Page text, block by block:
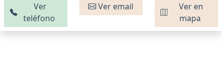
Ver
teléfono
Ver email
Ver en
mapa